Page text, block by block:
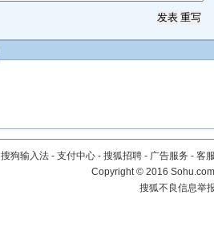
搜狗输入法 - 支付中心 - 搜狐招聘 - 广告服务 - 客
Copyright©2016
搜狐不良信息举